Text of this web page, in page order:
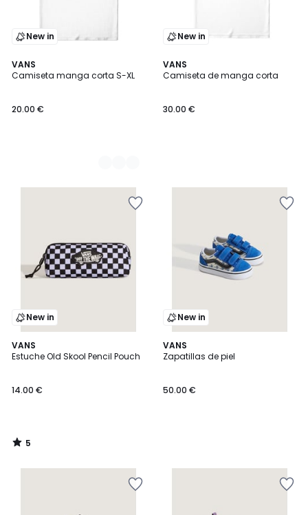
New in
VANS
Camiseta manga corta S-XL
20.00 €
3
Colores
New in
VANS
Camiseta de manga corta
30.00 €
New in
VANS
Estuche Old Skool Pencil Pouch
14.00 €
5
/
5
/
New in
VANS
Zapatillas de piel
50.00 €